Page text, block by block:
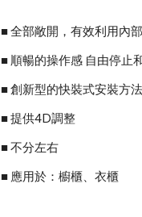
■ 全部敞開，有效利用內
■ 順暢的操作感 自由停止
■ 創新型的快裝式安裝方
■ 提供4D調整
■ 不分左右
■ 應用於：櫥櫃、衣櫃